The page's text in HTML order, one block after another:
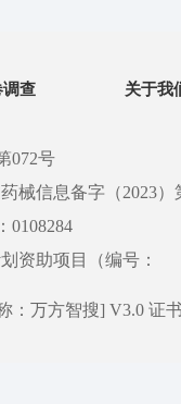
调查 关于我
072号
械信息备字（2023）
0108284
资助项目（编号：
：万方智搜] V3.0 证